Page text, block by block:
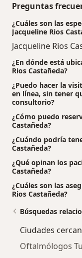
Preguntas
¿Cuáles son las
Jacqueline Rios
Jacqueline Rios
¿En dónde está
Rios Castañeda?
¿Puedo hacer la
en línea, sin tener
consultorio?
¿Cómo puedo
Castañeda?
¿Cuándo podría
Castañeda?
¿Qué opinan los
Castañeda?
¿Cuáles son las
Rios Castañeda?
Búsquedas
Ciudades
Oftalmólogos